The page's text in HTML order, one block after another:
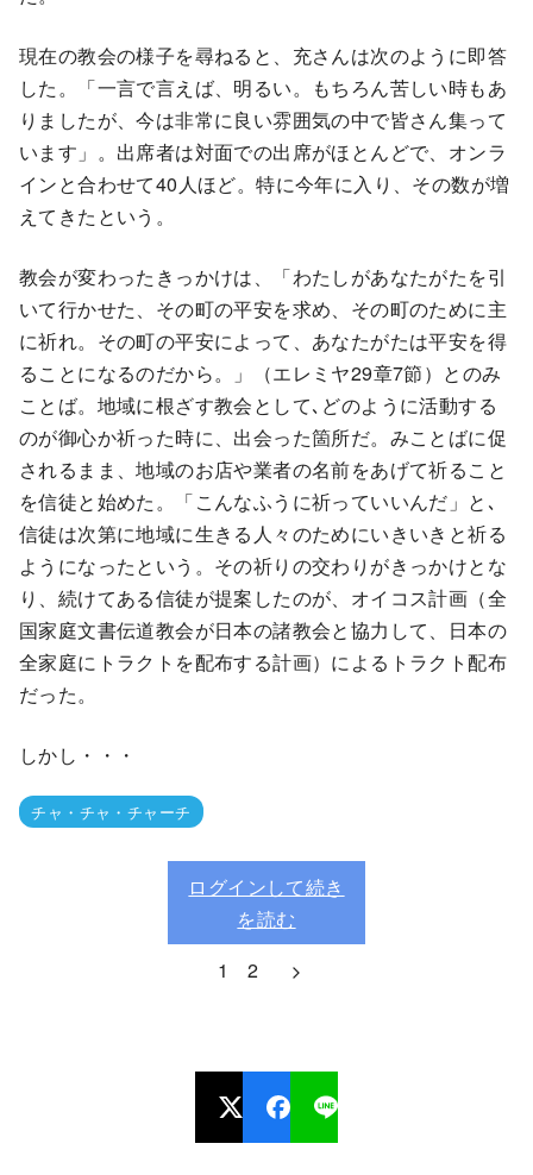
現在の教会の様子を尋ねると、充さんは次のように即答
した。「一言で言えば、明るい。もちろん苦しい時もあ
りましたが、今は非常に良い雰囲気の中で皆さん集って
います」。出席者は対面での出席がほとんどで、オンラ
インと合わせて40人ほど。特に今年に入り、その数が増
えてきたという。
教会が変わったきっかけは、「わたしがあなたがたを引
いて行かせた、その町の平安を求め、その町のために主
に祈れ。その町の平安によって、あなたがたは平安を得
ることになるのだから。」（エレミヤ29章7節）とのみ
ことば。地域に根ざす教会として､どのように活動する
のが御心か祈った時に、出会った箇所だ。みことばに促
されるまま、地域のお店や業者の名前をあげて祈ること
を信徒と始めた。「こんなふうに祈っていいんだ」と､
信徒は次第に地域に生きる人々のためにいきいきと祈る
ようになったという。その祈りの交わりがきっかけとな
り、続けてある信徒が提案したのが、オイコス計画（全
国家庭文書伝道教会が日本の諸教会と協力して、日本の
全家庭にトラクトを配布する計画）によるトラクト配布
だった。
しかし・・・
チャ・チャ・チャーチ
ログインして続き
を読む
1
2